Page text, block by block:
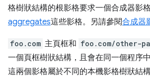
格樹狀結構的根影格要求一個合成器影
aggregates這些影格。另請參閱合成器
foo.com 主頁框和 foo.com/other-
一個頁框樹狀結構，且會在同一個程序
這兩個影格屬於不同的本機影格樹狀結